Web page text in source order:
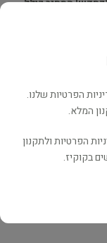
המחיר כולל
המחיר כולל
הפרטיות שלנו.
המלא.
הפרטיות ולתקנון
בקוקיז.